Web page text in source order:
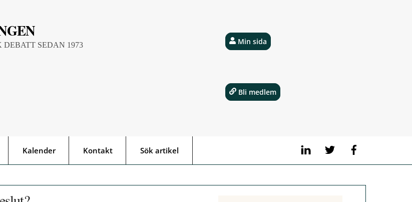
SEDAN 1973
LinkedIn Twitter
Kalender Kontakt Sök artikel
Min sida
Bli medlem